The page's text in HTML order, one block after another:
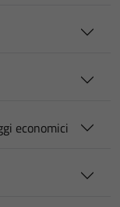
economici